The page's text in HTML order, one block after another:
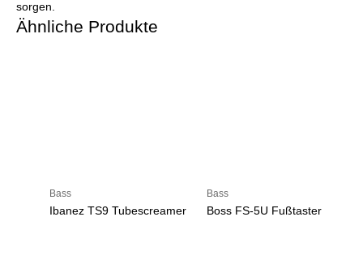
sorgen.
Ähnliche Produkte
Bass
Ibanez TS9 Tubescreamer
Bass
Boss FS-5U Fußtaster